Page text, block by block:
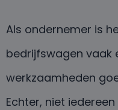
Als ondernemer is
bedrijfswagen vaak
werkzaamheden
Echter, niet